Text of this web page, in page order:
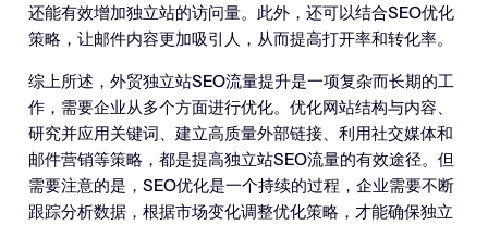
还能有效增加独立站的访问量。此外，还可以结合SEO优化
策略，让邮件内容更加吸引人，从而提高打开率和转化率。
综上所述，外贸独立站SEO流量提升是一项复杂而长期的工
作，需要企业从多个方面进行优化。优化网站结构与内容、
研究并应用关键词、建立高质量外部链接、利用社交媒体和
邮件营销等策略，都是提高独立站SEO流量的有效途径。但
需要注意的是，SEO优化是一个持续的过程，企业需要不断
跟踪分析数据，根据市场变化调整优化策略，才能确保独立